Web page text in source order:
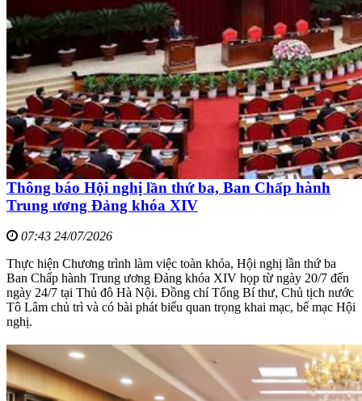
Thông báo Hội nghị lần thứ ba, Ban Chấp hành
Trung ương Đảng khóa XIV
07:43 24/07/2026
Thực hiện Chương trình làm việc toàn khóa, Hội nghị lần thứ ba
Ban Chấp hành Trung ương Đảng khóa XIV họp từ ngày 20/7 đến
ngày 24/7 tại Thủ đô Hà Nội. Đồng chí Tổng Bí thư, Chủ tịch nước
Tô Lâm chủ trì và có bài phát biểu quan trọng khai mạc, bế mạc Hội
nghị.